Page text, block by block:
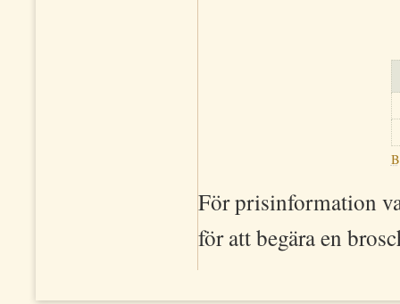
För prisinformation
för att begära en